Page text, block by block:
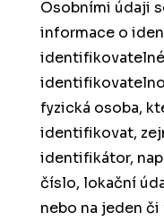
Osobními údaji
informace o
fyzická osoba,
identifikovat,
identifikátor,
číslo, lokační
nebo na jeden